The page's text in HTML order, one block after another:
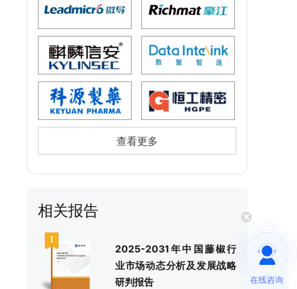
查看更多
相关报告
2025-2031年中国藤椒行
业市场动态分析及发展战略
研判报告
在线咨询